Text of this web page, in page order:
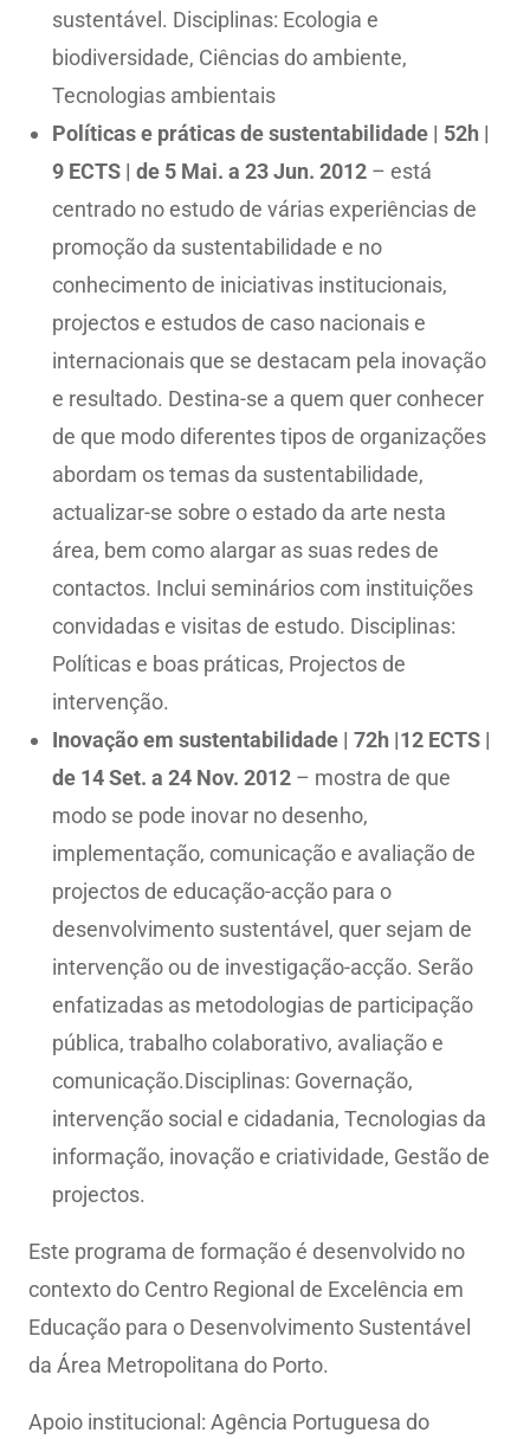
sustentável. Disciplinas: Ecologia e
biodiversidade, Ciências do ambiente,
Tecnologias ambientais
Políticas e práticas desustentabilidade | 52h |
9 ECTS | de 5 Mai. a 23 Jun. 2012– está
centrado no estudo de várias experiências de
promoção da sustentabilidade e no
conhecimento de iniciativas institucionais,
projectos e estudos de caso nacionais e
internacionais que se destacam pela inovação
e resultado. Destina-se a quem quer conhecer
de que modo diferentes tipos de organizações
abordam os temas da sustentabilidade,
actualizar-se sobre o estado da arte nesta
área, bem como alargar as suas redes de
contactos. Inclui seminários com instituições
convidadas e visitas de estudo. Disciplinas:
Políticas e boas práticas, Projectos de
intervenção.
Inovação em sustentabilidade | 72h |12 ECTS |
de 14 Set. a 24 Nov. 2012 – mostra de que
modo se pode inovar no desenho,
implementação, comunicação e avaliação de
projectos de educação-acção para o
desenvolvimento sustentável, quer sejam de
intervenção ou de investigação-acção. Serão
enfatizadas as metodologias de participação
pública, trabalho colaborativo, avaliação e
comunicação.Disciplinas: Governação,
intervenção social e cidadania, Tecnologias da
informação, inovação e criatividade, Gestão de
projectos.
Este programa de formação é desenvolvido no
contexto do Centro Regional de Excelência em
Educação para o Desenvolvimento Sustentável
da Área Metropolitana do Porto.
Apoio institucional: Agência Portuguesa do